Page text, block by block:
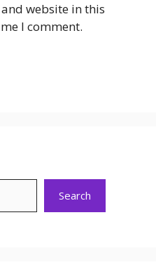
website in this
I comment.
Search